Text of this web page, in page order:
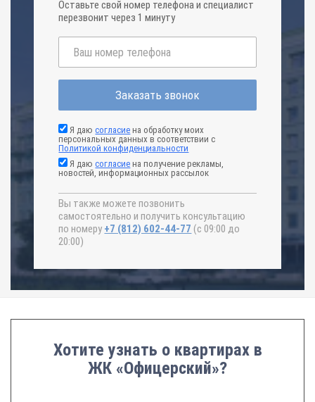
Оставьте свой номер телефона и специалист
перезвонит через 1 минуту
Заказать звонок
Я даюсогласие на обработку моих
персональных данных в соответствии с
Политикой конфиденциальности
Я даюсогласие на получение рекламы,
новостей, информационных рассылок
Вы также можете позвонить
самостоятельно и получить консультацию
по номеру +7 (812) 602-44-77 (с 09:00 до
20:00)
Хотите узнать о квартирах в
ЖК «Офицерский»?